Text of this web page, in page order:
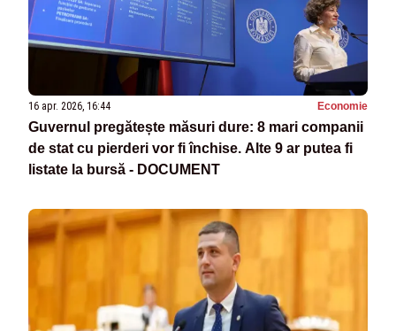
16 apr. 2026, 16:44 Economie
Guvernul pregătește măsuri dure: 8 mari companii
de stat cu pierderi vor fi închise. Alte 9 ar putea fi
listate la bursă - DOCUMENT